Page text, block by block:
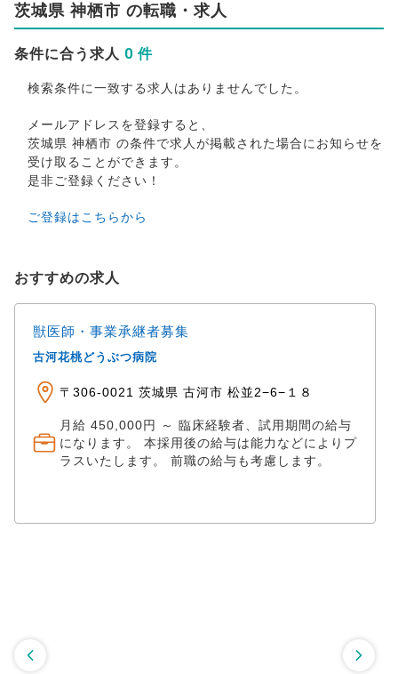
茨城県 神栖市 の転職・求人
条件に合う求人 0 件
検索条件に一致する求人はありませんでした。
メールアドレスを登録すると、
茨城県 神栖市 の条件で求人が掲載された場合にお知らせを
受け取ることができます。
是非ご登録ください！
ご登録はこちらから
おすすめの求人
獣医師・事業承継者募集
古河花桃どうぶつ病院
〒306-0021 茨城県 古河市 松並2−6−１８
月給 450,000円 ～ 臨床経験者、試用期間の給与
になります。 本採用後の給与は能力などによりプ
ラスいたします。 前職の給与も考慮します。